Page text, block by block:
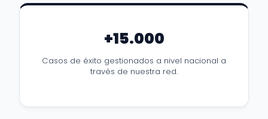
+15.000
Casos de éxito gestionados a nivel nacional a
través de nuestra red.